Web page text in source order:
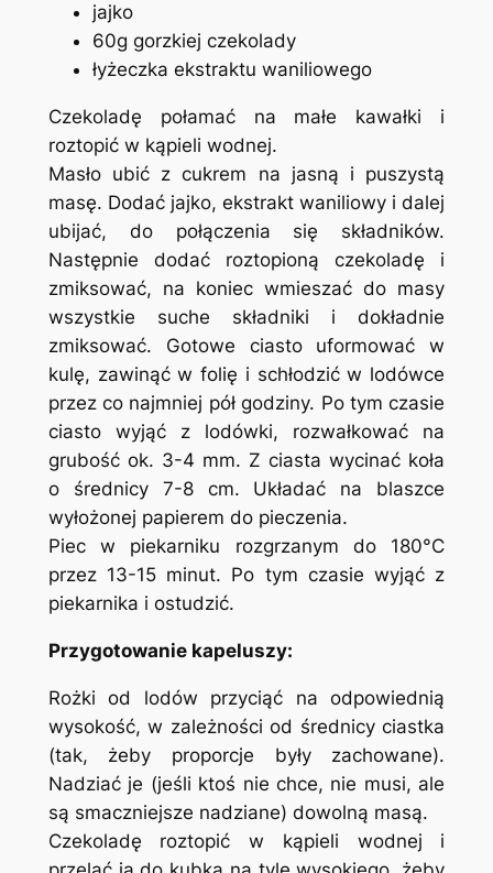
jajko
60g gorzkiej czekolady
łyżeczka ekstraktu waniliowego
Czekoladę połamać na małe kawałki i
roztopić w kąpieli wodnej.
Masło ubić z cukrem na jasną i puszystą
masę. Dodać jajko, ekstrakt waniliowy i dalej
ubijać, do połączenia się składników.
Następnie dodać roztopioną czekoladę i
zmiksować, na koniec wmieszać do masy
wszystkie suche składniki i dokładnie
zmiksować. Gotowe ciasto uformować w
kulę, zawinąć w folię i schłodzić w lodówce
przez co najmniej pół godziny. Po tym czasie
ciasto wyjąć z lodówki, rozwałkować na
grubość ok. 3-4 mm. Z ciasta wycinać koła
o średnicy 7-8 cm. Układać na blaszce
wyłożonej papierem do pieczenia.
Piec w piekarniku rozgrzanym do 180°C
przez 13-15 minut. Po tym czasie wyjąć z
piekarnika i ostudzić.
Przygotowanie kapeluszy:
Rożki od lodów przyciąć na odpowiednią
wysokość, w zależności od średnicy ciastka
(tak, żeby proporcje były zachowane).
Nadziać je (jeśli ktoś nie chce, nie musi, ale
są smaczniejsze nadziane) dowolną masą.
Czekoladę roztopić w kąpieli wodnej i